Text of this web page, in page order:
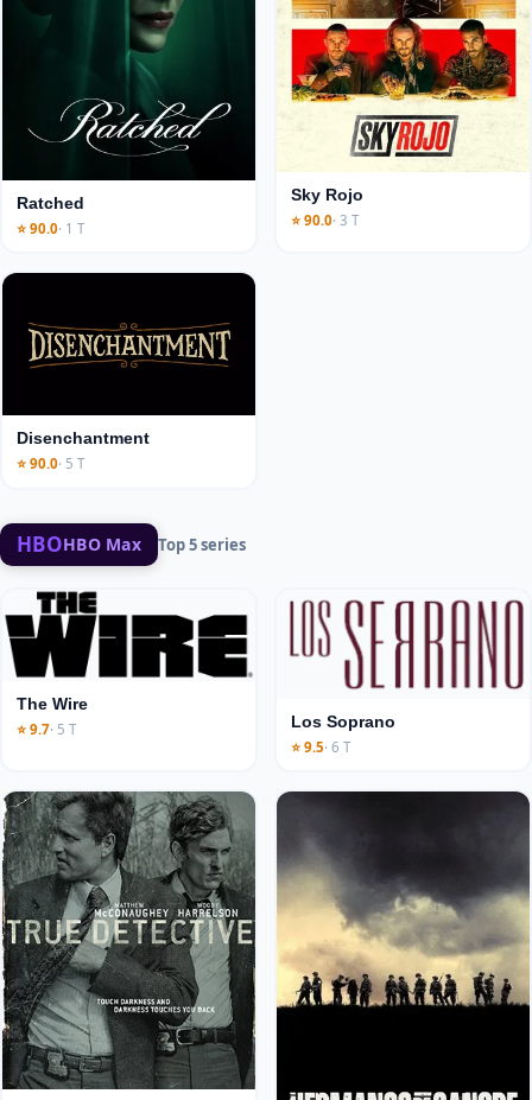
Ratched
⭐ 90.0· 1 T
Sky Rojo
⭐ 90.0· 3 T
Disenchantment
⭐ 90.0· 5 T
HBOHBO Max Top 5 series
The Wire
⭐ 9.7· 5 T Los Soprano
⭐ 9.5· 6 T